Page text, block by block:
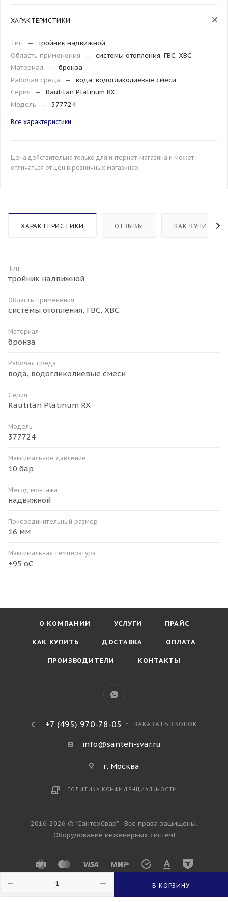
В КОРЗИНУ
ХАРАКТЕРИСТИКИ
Тип —
тройник надвижной
Область применения
—
системы отопления, ГВС, ХВС
Материал
—
бронза
Рабочая среда
—
вода, водогликолиевые смеси
Серия
—
Rautitan Platinum RX
Модель
— 377724
Все характеристики
Цена действительна только для интернет-магазина и может
отличаться от цен в розничных магазинах
ХАРАКТЕРИСТИКИ ОТЗЫВЫ КАК КУПИТЬ
Тип
тройник надвижной
Область применения
системы отопления, ГВС, ХВС
Материал
бронза
Рабочая среда
вода, водогликолиевые смеси
Серия
Rautitan Platinum RX
Модель
377724
Максимальное давление
10 бар
Метод монтажа
надвижной
Присоединительный размер
16 мм
Максимальная температура
+95 оС
О КОМПАНИИ УСЛУГИ ПРАЙС
КАК КУПИТЬ ДОСТАВКА ОПЛАТА
ПРОИЗВОДИТЕЛИ КОНТАКТЫ
+7 (495) 970-78-05 ЗАКАЗАТЬ ЗВОНОК
info@santeh-svar.ru
г. Москва
ПОЛИТИКА КОНФИДЕНЦИАЛЬНОСТИ
2016-2026 © "СантехСвар" - Все права защищены.
Оборудование инженерных систем!